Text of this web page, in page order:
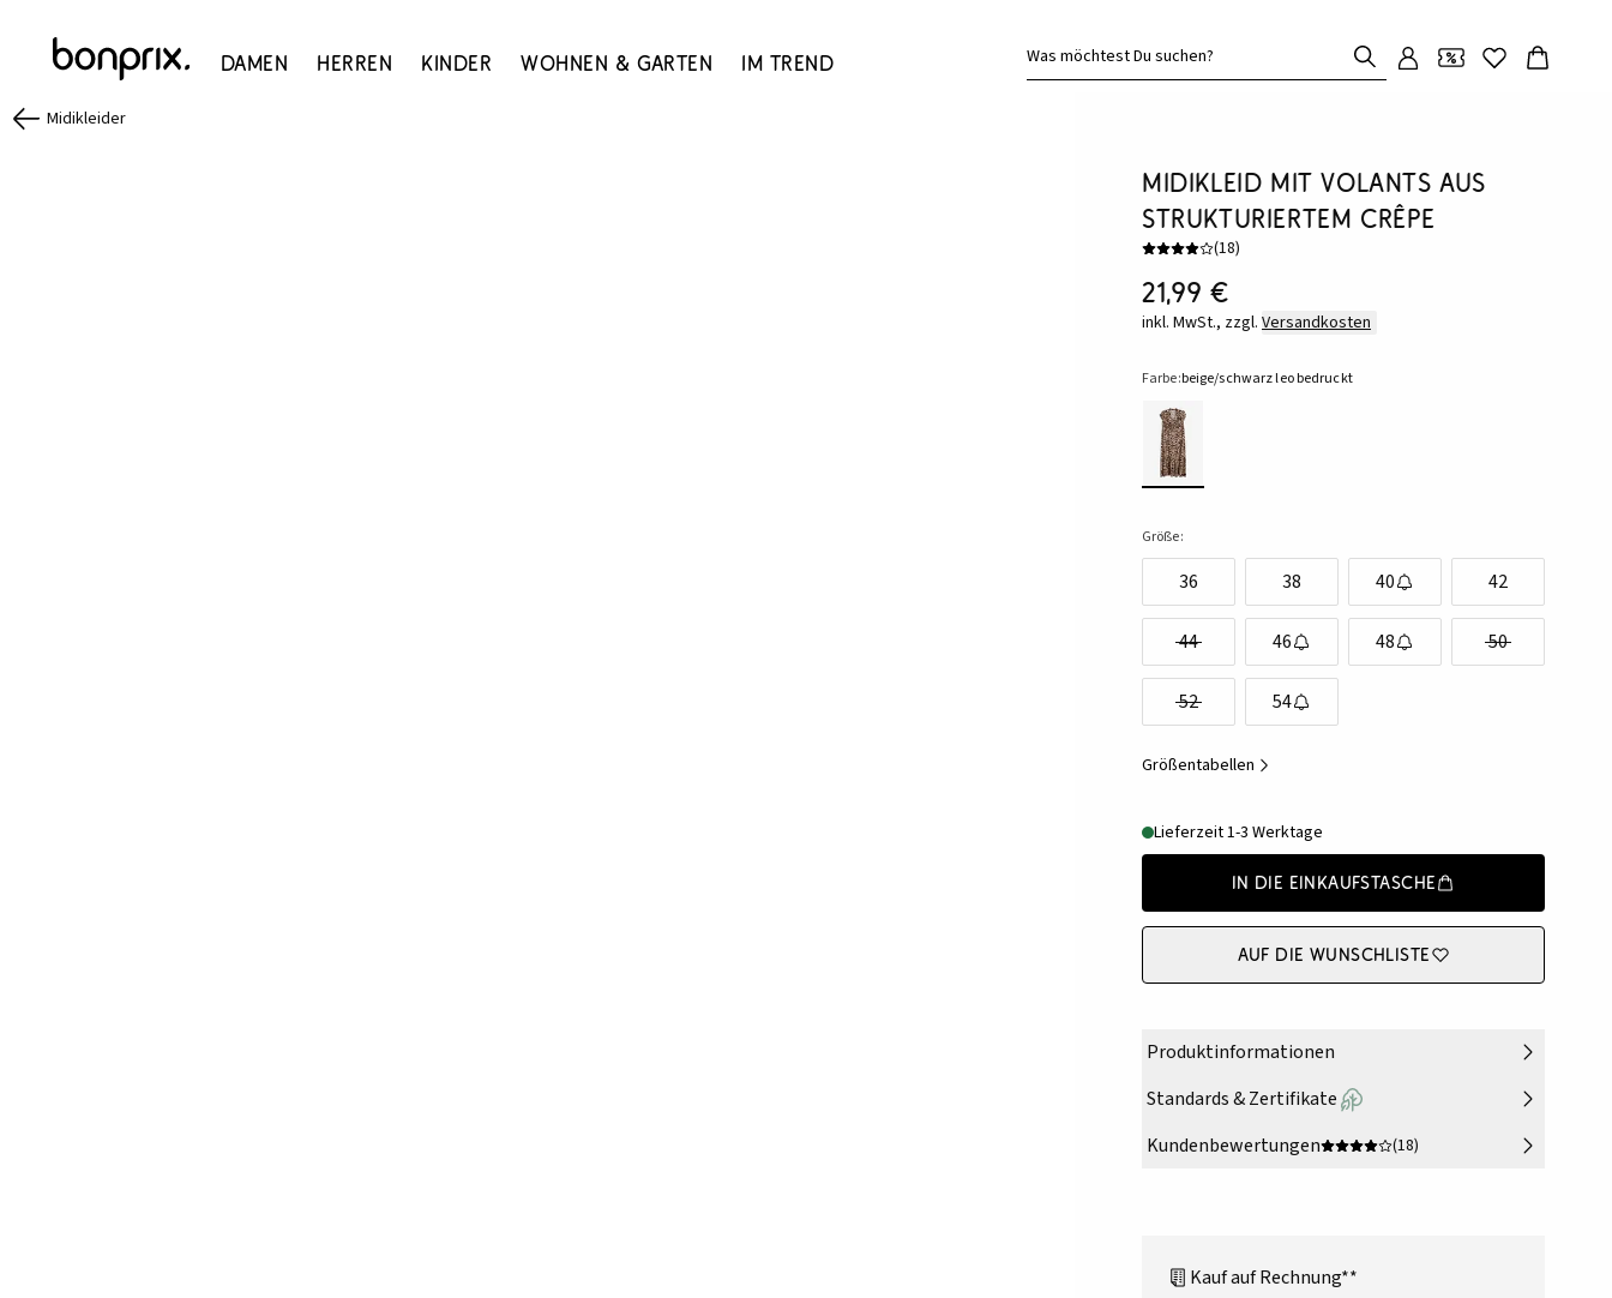
Damen Herren Kinder Wohnen & Garten Im Trend Was möchtest Du suchen?
Midikleider
Midikleid mit Volants aus
strukturiertem Crêpe
(18)
21,99 €
inkl. MwSt., zzgl. Versandkosten
Farbe:beige/schwarz leo bedruckt
Größe:
36 38 40 42
44 46 48 50
52 54
Größentabellen
Lieferzeit 1-3 Werktage
In die Einkaufstasche
Auf die Wunschliste
Produktinformationen
Standards & Zertifikate
Kundenbewertungen
(18)
Kauf auf Rechnung**